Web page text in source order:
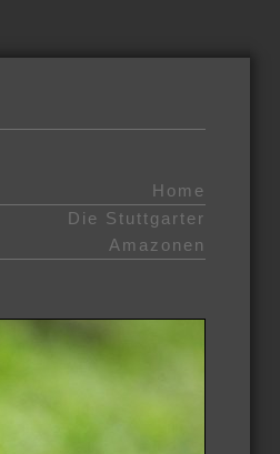
Home
Die Stuttgarter
Amazonen